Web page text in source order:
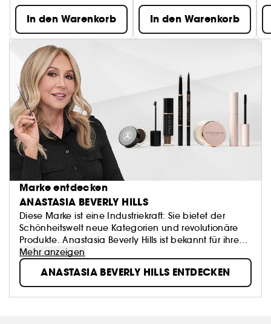
In den Warenkorb In den Warenkorb
Marke entdecken
ANASTASIA BEVERLY HILLS
Diese Marke ist eine Industriekraft: Sie bietet der
Schönheitswelt neue Kategorien und revolutionäre
Produkte. Anastasia Beverly Hills ist bekannt für ihre
Formeln zur Definition der Augenbrauen,
Augenkonturen und Farbpaletten - alles geschaffen,
um die Gesichtszüge neu zu definieren und zu
verbessern.
Mehr anzeigen
ANASTASIA BEVERLY HILLS ENTDECKEN